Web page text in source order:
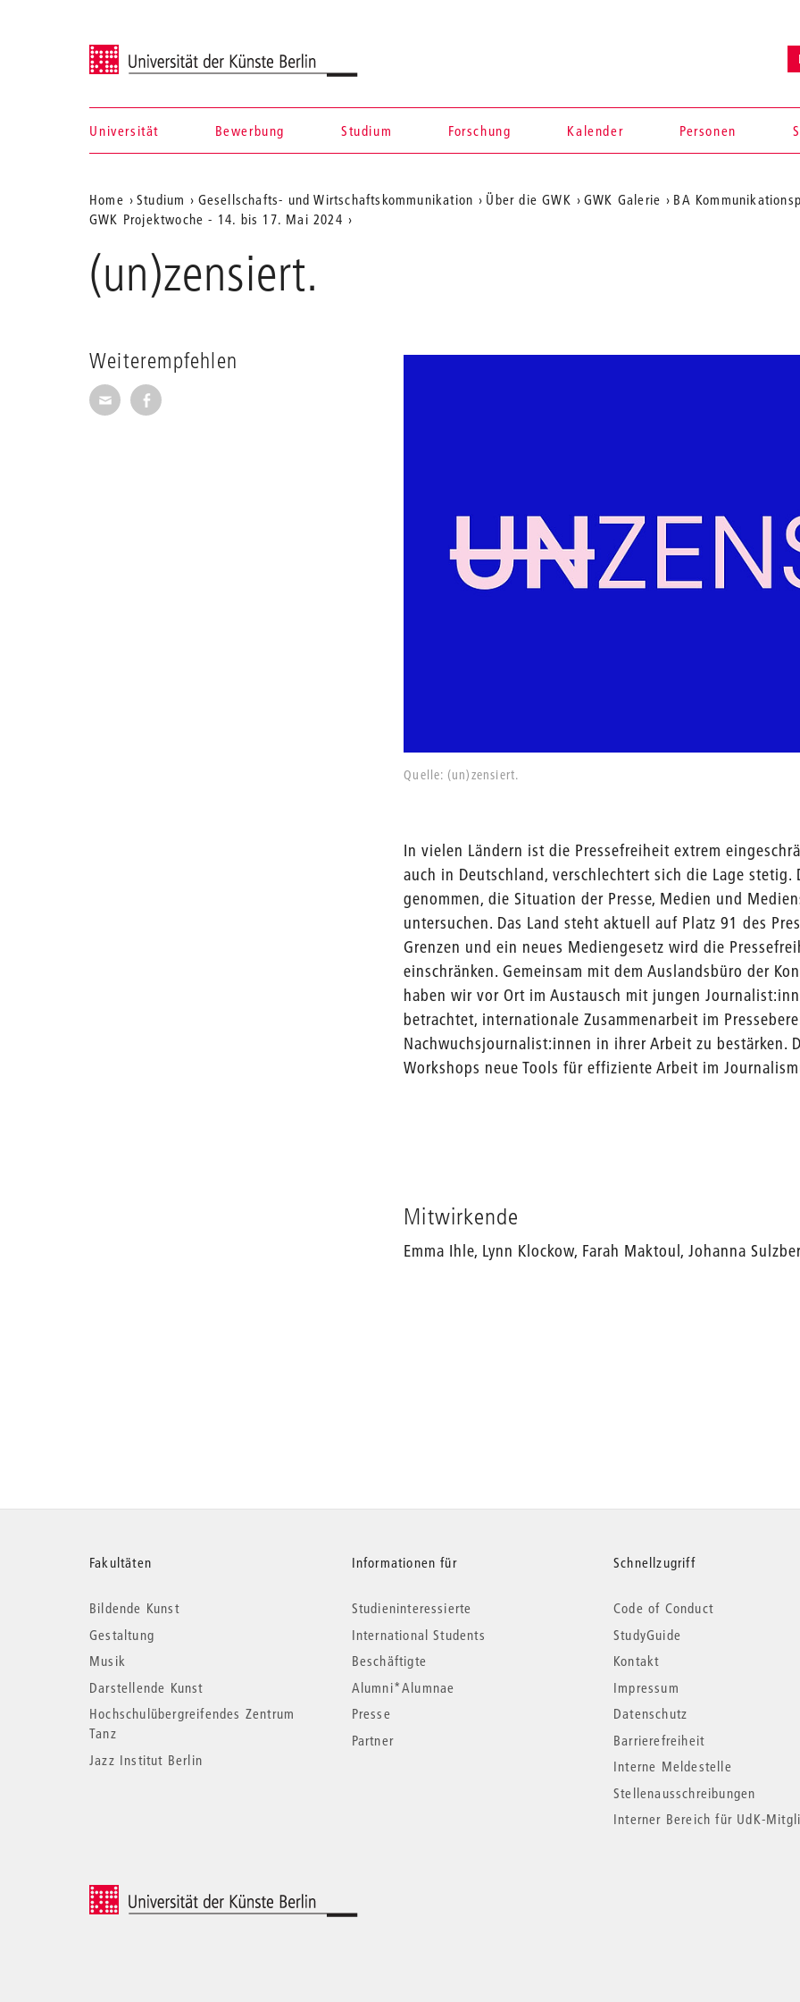
Universität der Künste Berlin
Navigation &
Suche
Universität Bewerbung Studium Forschung Kalender Personen
Aktuelle
Position
auf
der
Home Studium Gesellschafts- und Wirtschaftskommunikation Über die GWK GWK Galerie
BA
GWK Projektwoche - 14. bis 17. Mai 2024
(un)zensiert.
Weiterempfehlen
Seite per E-Mail weiterempfehlen
Seite auf Facebook weiterempfehlen
Quelle: (un)zensiert.
In vielen Ländern ist die Pressefreiheit extrem
auch in Deutschland, verschlechtert sich die Lage stetig.
genommen, die Situation der Presse, Medien und
untersuchen. Das Land steht aktuell auf Platz 91 des
Grenzen und ein neues Mediengesetz wird die
einschränken. Gemeinsam mit dem Auslandsbüro der
haben wir vor Ort im Austausch mit jungen
betrachtet, internationale Zusammenarbeit im
Nachwuchsjournalist:innen in ihrer Arbeit zu bestärken.
Workshops neue Tools für effiziente Arbeit im
Mitwirkende
Emma Ihle, Lynn Klockow, Farah Maktoul, Johanna
Weitere
Informationen
Fakultäten
Bildende Kunst
Gestaltung
Musik
Darstellende Kunst
Hochschulübergreifendes Zentrum
Tanz
Jazz Institut Berlin
Informationen für
Studieninteressierte
International Students
Beschäftigte
Alumni*Alumnae
Presse
Partner
Schnellzugriff
Code of Conduct
StudyGuide
Kontakt
Impressum
Datenschutz
Barrierefreiheit
Interne Meldestelle
Stellenausschreibungen
Interner Bereich für UdK-
© 2026 Universität der Künste Berlin